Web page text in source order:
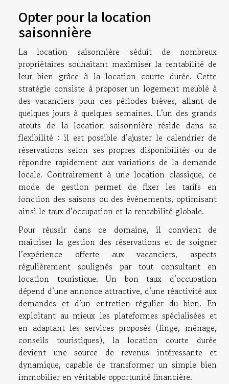
Opter pour la location
saisonnière
La location saisonnière séduit de nombreux
propriétaires souhaitant maximiser la rentabilité de
leur bien grâce à la location courte durée. Cette
stratégie consiste à proposer un logement meublé à
des vacanciers pour des périodes brèves, allant de
quelques jours à quelques semaines. L’un des grands
atouts de la location saisonnière réside dans sa
flexibilité : il est possible d’ajuster le calendrier de
réservations selon ses propres disponibilités ou de
répondre rapidement aux variations de la demande
locale. Contrairement à une location classique, ce
mode de gestion permet de fixer les tarifs en
fonction des saisons ou des événements, optimisant
ainsi le taux d’occupation et la rentabilité globale.
Pour réussir dans ce domaine, il convient de
maîtriser la gestion des réservations et de soigner
l’expérience offerte aux vacanciers, aspects
régulièrement soulignés par tout consultant en
location touristique. Un bon taux d’occupation
dépend d’une annonce attractive, d’une réactivité aux
demandes et d’un entretien régulier du bien. En
exploitant au mieux les plateformes spécialisées et
en adaptant les services proposés (linge, ménage,
conseils touristiques), la location courte durée
devient une source de revenus intéressante et
dynamique, capable de transformer un simple bien
immobilier en véritable opportunité financière.